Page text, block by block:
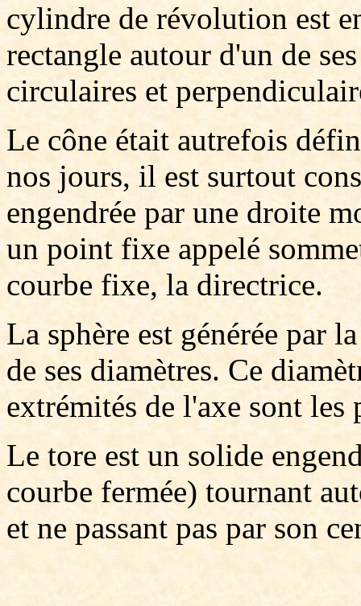
cylindre de révolution est
rectangle autour d'un de
circulaires et
Le cône était autrefois
nos jours, il est surtout
engendrée par une droite
un point fixe appelé
courbe fixe, la directrice.
La sphère est générée par
de ses diamètres. Ce
extrémités de l'axe sont les
Le tore est un solide
courbe fermée) tournant
et ne passant pas par son